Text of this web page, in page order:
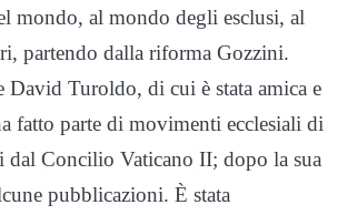
mondo, al mondo degli esclusi, al
partendo dalla riforma Gozzini.
David Turoldo, di cui è stata amica e
fatto parte di movimenti ecclesiali di
dal Concilio Vaticano II; dopo la sua
pubblicazioni. È stata